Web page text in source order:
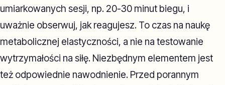
umiarkowanych sesji, np. 20-30 minut biegu, i
uważnie obserwuj, jak reagujesz. To czas na naukę
metabolicznej elastyczności, a nie na testowanie
wytrzymałości na siłę. Niezbędnym elementem jest
też odpowiednie nawodnienie. Przed porannym